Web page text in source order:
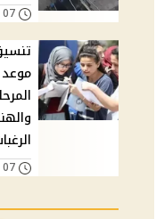
07 أغسطس, 2026 05:17 م
07 أغسطس, 2026 04:40 م